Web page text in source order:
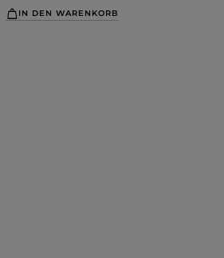
IN DEN WARENKORB